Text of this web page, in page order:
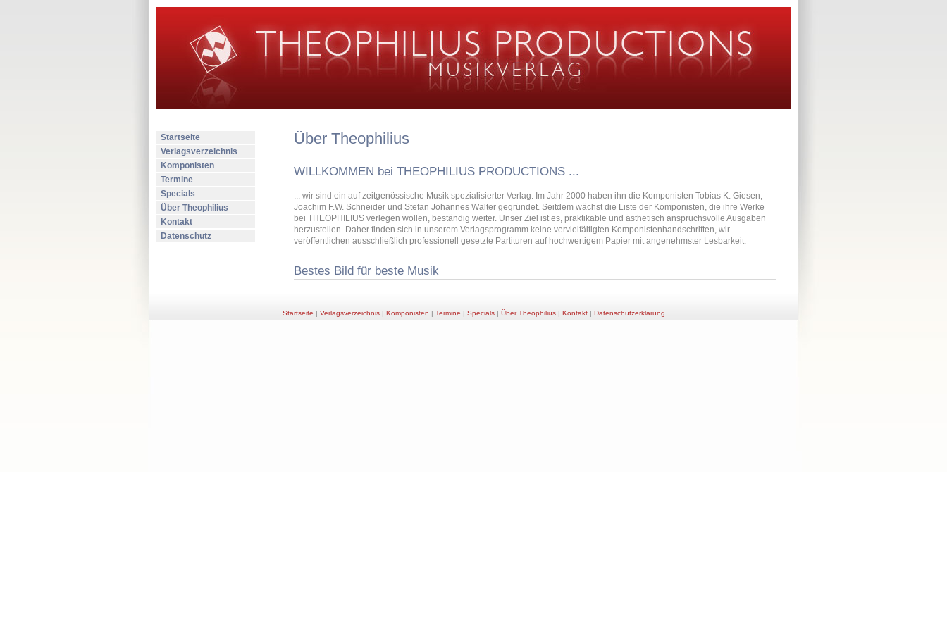
Startseite
Verlagsverzeichnis
Komponisten
Termine
Specials
Über Theophilius
Kontakt
Datenschutz
Über Theophilius
WILLKOMMEN bei THEOPHILIUS PRODUCTIONS ...
... wir sind ein auf zeitgenössische Musik spezialisierter Verlag. Im Jahr 2000 haben ihn die Komponisten Tobias K. Giesen,
Joachim F.W. Schneider und Stefan Johannes Walter gegründet. Seitdem wächst die Liste der Komponisten, die ihre Werke
bei THEOPHILIUS verlegen wollen, beständig weiter. Unser Ziel ist es, praktikable und ästhetisch anspruchsvolle Ausgaben
herzustellen. Daher finden sich in unserem Verlagsprogramm keine vervielfältigten Komponistenhandschriften, wir
veröffentlichen ausschließlich professionell gesetzte Partituren auf hochwertigem Papier mit angenehmster Lesbarkeit.
Bestes Bild für beste Musik
Startseite | Verlagsverzeichnis| Komponisten | Termine | Specials| Über Theophilius| Kontakt| Datenschutzerklärung